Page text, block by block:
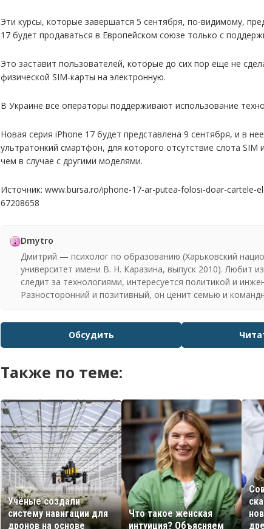
Эти курсы, которые завершатся 5 сентября, по-видимому,
17 будет продаваться в Европейском союзе только с
Это заставит пользователей, которые до сих пор еще не
физической SIM-карты на электронную.
В Украине все операторы поддерживают использование
Новая серия iPhone 17 будет представлена 9 сентября, и в
ультратонкий смартфон, для которого отсутствие слота
чем в случае с другими моделями.
Источник: www.bursa.ro/iphone-17-ar-putea-folosi-doar-cartele-
67208658
Dmytro
Дмитрий — психолог по образованию (Харьковский
университет имени В. Н. Каразина, выпуск 2010). Любит
следит за технологиями, интересуется политикой и
Разносторонний и позитивный, он ценит семью и
Обсудить
Также по теме:
Учёные создали
систему навигации для
дронов на основе
Что такое женская
интуиция? Объясняем